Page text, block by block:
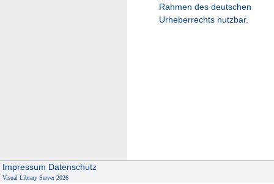
Rahmen des deutschen
Urheberrechts nutzbar.
Impressum Datenschutz
Visual Library Server 2026